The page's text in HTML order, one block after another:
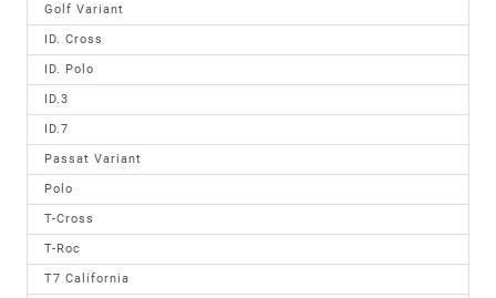
Golf Variant
ID. Cross
ID. Polo
ID.3
ID.7
Passat Variant
Polo
T-Cross
T-Roc
T7 California